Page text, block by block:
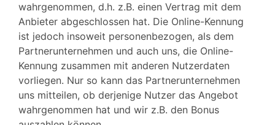
wahrgenommen, d.h. z.B. einen Vertrag mit dem
Anbieter abgeschlossen hat. Die Online-Kennung
ist jedoch insoweit personenbezogen, als dem
Partnerunternehmen und auch uns, die Online-
Kennung zusammen mit anderen Nutzerdaten
vorliegen. Nur so kann das Partnerunternehmen
uns mitteilen, ob derjenige Nutzer das Angebot
wahrgenommen hat und wir z.B. den Bonus
Inhalt:© Webdesign-Unterberger.de
evolvetheme by Theme4Press •
Powered byWordPress